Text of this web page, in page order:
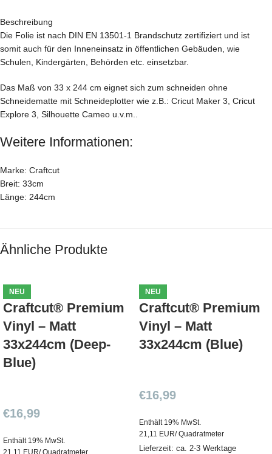
Beschreibung
Die Folie ist nach DIN EN 13501-1 Brandschutz zertifiziert und ist
somit auch für den Inneneinsatz in öffentlichen Gebäuden, wie
Schulen, Kindergärten, Behörden etc. einsetzbar.
Das Maß von 33 x 244 cm eignet sich zum schneiden ohne
Schneidematte mit Schneideplotter wie z.B.: Cricut Maker 3, Cricut
Explore 3, Silhouette Cameo u.v.m..
Weitere Informationen:
Marke: Craftcut
Breit: 33cm
Länge: 244cm
Ähnliche Produkte
NEU
Craftcut® Premium
Vinyl – Matt
33x244cm (Deep-
Blue)
€16,99
Enthält 19% MwSt.
NEU
Craftcut® Premium
Vinyl – Matt
33x244cm (Blue)
€16,99
Enthält 19% MwSt.
21,11 EUR/ Quadratmeter
Lieferzeit: ca. 2-3 Werktage